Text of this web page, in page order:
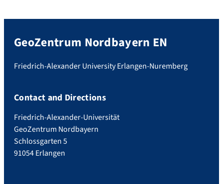
GeoZentrum Nordbayern EN
Friedrich-Alexander University Erlangen-Nuremberg
Contact and Directions
Friedrich-Alexander-Universität
GeoZentrum Nordbayern
Schlossgarten 5
91054 Erlangen